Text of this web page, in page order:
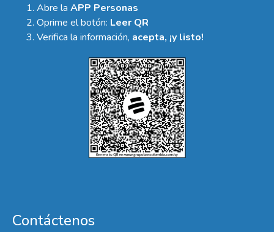
Abre la APP Personas
Oprime el botón: Leer QR
Verifica la información, acepta, ¡y listo!
Contáctenos